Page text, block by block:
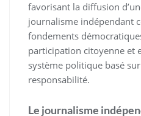
favorisant la diffusion
journalisme indépendant
fondements
participation citoyenne et
système politique basé
responsabilité.
Le journalisme